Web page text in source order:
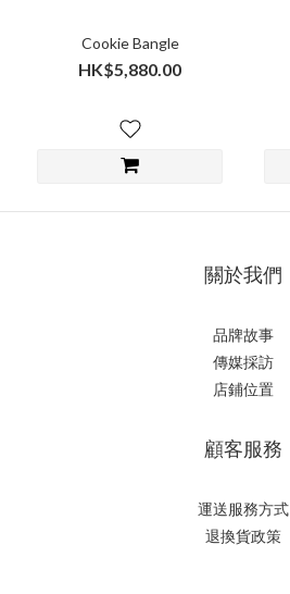
Cookie Bangle
HK$5,880.00
關於我們
品牌故事
傳媒採訪
店鋪位置
顧客服務
運送服務方式
退換貨政策